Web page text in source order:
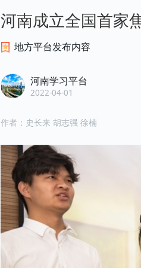
河南成立全国首家
地方平台发布内容
河南学习平台
2022-04-01
作者： 史长来 胡志强 徐楠